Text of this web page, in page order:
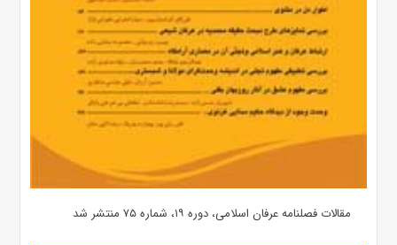
مقالات فصلنامه عرفان اسلامی، دوره ۱۹، شماره ۷۵ منتشر شد